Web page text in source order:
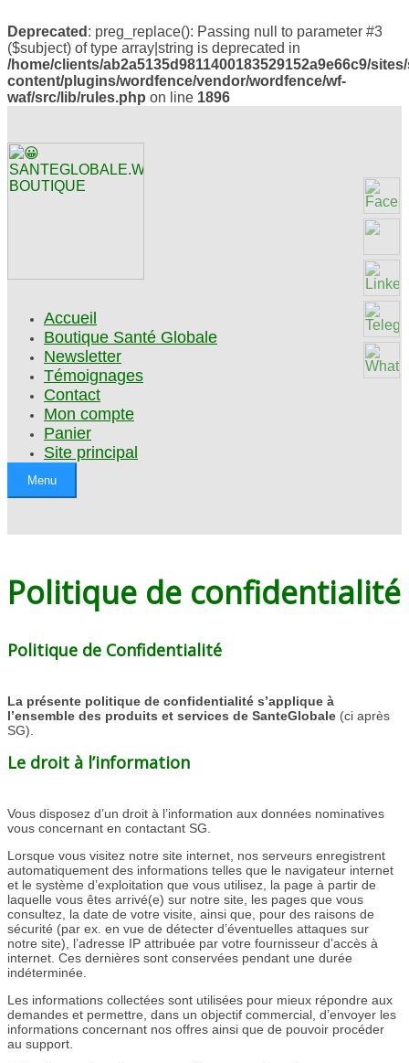
Deprecated : preg_replace(): Passing null to parameter #3
($subject) of type array|string is deprecated in
/home/clients/ab2a5135d9811400183529152a9e66c9/
content/plugins/wordfence/vendor/wordfence/wf-
waf/src/lib/rules.php on line 1896
Accueil
Boutique Santé Globale
Newsletter
Témoignages
Contact
Mon compte
Panier
Site principal
Menu
Politique de confidentialité
Politique de Confidentialité
La présente politique de confidentialité s’applique à
l’ensemble des produits et services de SanteGlobale (ci après
SG).
Le droit à l’information
Vous disposez d’un droit à l’information aux données nominatives
vous concernant en contactant SG.
Lorsque vous visitez notre site internet, nos serveurs enregistrent
automatiquement des informations telles que le navigateur internet
et le système d’exploitation que vous utilisez, la page à partir de
laquelle vous êtes arrivé(e) sur notre site, les pages que vous
consultez, la date de votre visite, ainsi que, pour des raisons de
sécurité (par ex. en vue de détecter d’éventuelles attaques sur
notre site), l’adresse IP attribuée par votre fournisseur d’accès à
internet. Ces dernières sont conservées pendant une durée
indéterminée.
Les informations collectées sont utilisées pour mieux répondre aux
demandes et permettre, dans un objectif commercial, d’envoyer les
informations concernant nos offres ainsi que de pouvoir procéder
au support.